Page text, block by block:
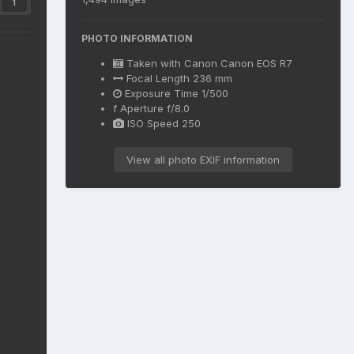
1
PHOTO INFORMATION
Taken with Canon Canon EOS R7
Focal Length 236 mm
Exposure Time 1/500
f Aperture f/8.0
ISO Speed 250
View all photo EXIF information